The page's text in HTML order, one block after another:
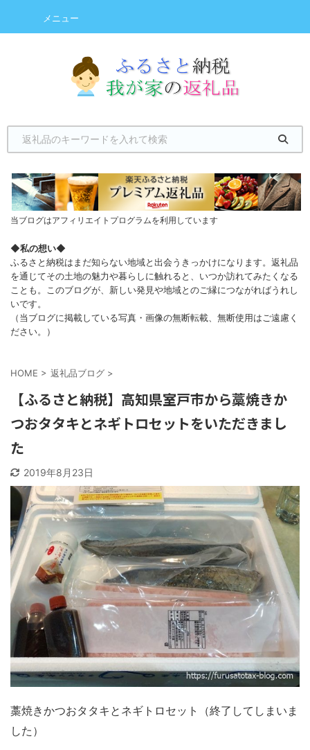
メニュー
当ブログはアフィリエイトプログラムを利用しています
◆私の想い◆
ふるさと納税はまだ知らない地域と出会うきっかけになります。返礼品
を通じてその土地の魅力や暮らしに触れると、いつか訪れてみたくなる
ことも。このブログが、新しい発見や地域とのご縁につながればうれし
いです。
（当ブログに掲載している写真・画像の無断転載、無断使用はご遠慮く
ださい。）
HOME > 返礼品ブログ >
【ふるさと納税】高知県室戸市から藁焼きか
つおタタキとネギトロセットをいただきまし
た
2019年8月23日
藁焼きかつおタタキとネギトロセット（終了してしまいま
した）